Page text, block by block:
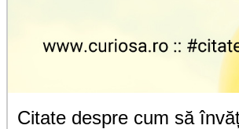
Citate despre cum să